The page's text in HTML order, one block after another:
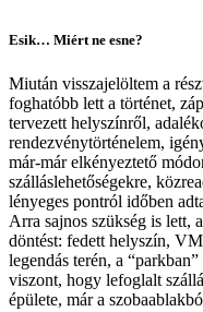
Esik… Miért ne esne?
Miután visszajelöltem a
foghatóbb lett a történet,
tervezett helyszínről,
rendezvénytörténelem,
már-már elkényeztető
szálláslehetőségekre,
lényeges pontról időben
Arra sajnos szükség is lett,
döntést: fedett helyszín,
legendás terén, a
viszont, hogy lefoglalt
épülete, már a